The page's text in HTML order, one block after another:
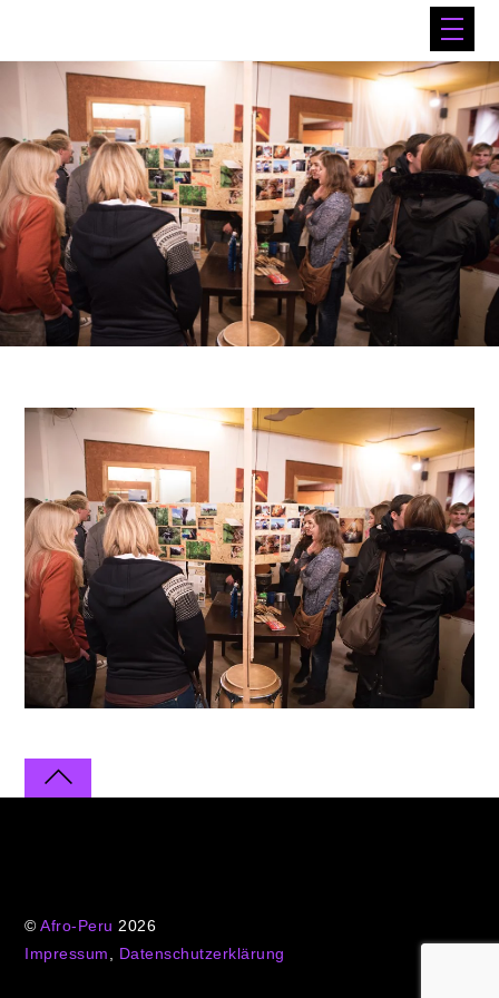
©Afro-Peru 2026
Impressum, Datenschutzerklärung